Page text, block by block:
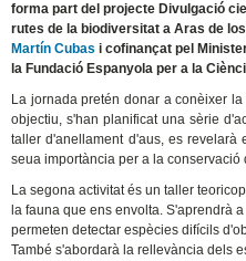
forma part del projecte Divulgació
rutes de la biodiversitat a Aras de
Martín Cubas i cofinançat pel
la Fundació Espanyola per a la
La jornada pretén donar a conèixer
objectiu, s'han planificat una sèrie
taller d'anellament d'aus, es
seua importància per a la conservació
La segona activitat és un taller
la fauna que ens envolta. S'aprendrà
permeten detectar espècies difícils
També s'abordarà la rellevància dels